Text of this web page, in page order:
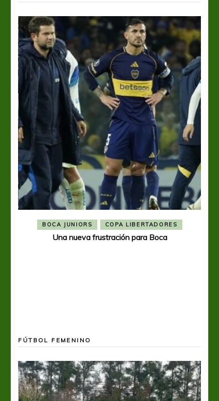
BOCA JUNIORS COPA LIBERTADORES
Una nueva frustración para Boca
FÚTBOL FEMENINO